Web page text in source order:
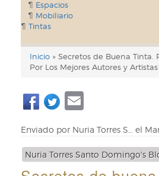
Espacios
Mobiliario
Tintas
Enlaces
de
ayuda
de
navegación
Inicio
Secretos de Buena Tinta.
Por Los Mejores Autores y Artistas
Enviado por Nuria Torres S… el
Nuria Torres Santo Domingo's